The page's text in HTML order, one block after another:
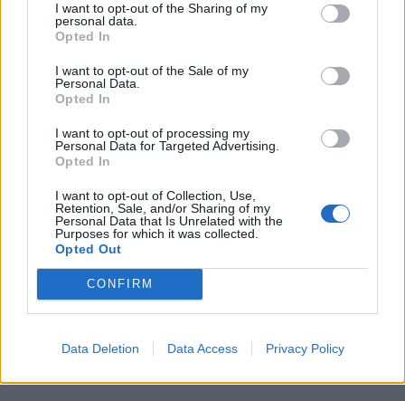
I want to opt-out of the Sharing of my
personal data.
Opted In
I want to opt-out of the Sale of my
Personal Data.
Opted In
I want to opt-out of processing my
Personal Data for Targeted Advertising.
Opted In
I want to opt-out of Collection, Use,
Retention, Sale, and/or Sharing of my
Personal Data that Is Unrelated with the
Purposes for which it was collected.
Opted Out
CONFIRM
Data Deletion Data Access Privacy Policy
csalás áldozatai lesznek, a Takarékban azt a
tájékoztatást adta, hogy rendelkeznek olyan
eszközzel, ami alkalmas lehet a csalárd utalások
észlelésére, folyamatosan figyeli a csalási
tendenciákat, reagál azokra, ugyanakkor
korlátozottak a lehetőségei: amennyiben az ügyfél
nem a kellő gondossággal jár el, érzékeny adatokat,
felhasználónevet és jelszót ad ki a csalóknak,
hozzáférést biztosít az informatikai eszközein
illetéktelen személyek számára.